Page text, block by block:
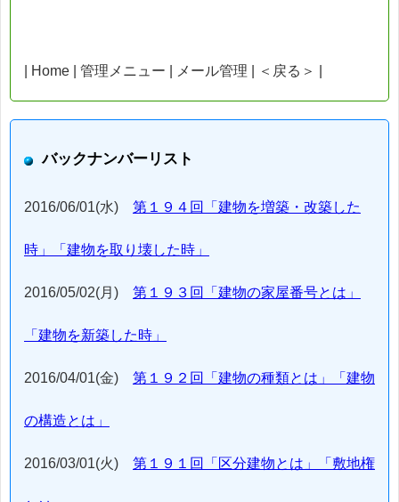
| Home | 管理メニュー | メール管理 | ＜戻る＞ |
バックナンバーリスト
2016/06/01(水) 第１９４回「建物を増築・改築した
時」「建物を取り壊した時」
2016/05/02(月) 第１９３回「建物の家屋番号とは」
「建物を新築した時」
2016/04/01(金) 第１９２回「建物の種類とは」「建物
の構造とは」
2016/03/01(火) 第１９１回「区分建物とは」「敷地権